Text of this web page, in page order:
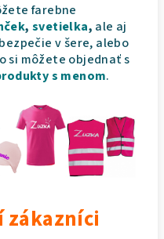
farebne
,svetielka, ale aj
v šere, alebo
si môžete objednať s
s menom.
zákazníci